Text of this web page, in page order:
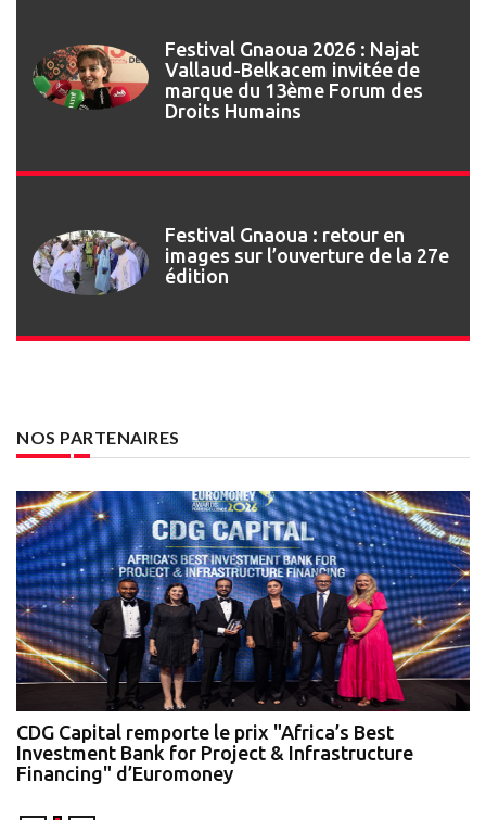
Festival Gnaoua 2026 : Najat
Vallaud-Belkacem invitée de
marque du 13ème Forum des
Droits Humains
Festival Gnaoua : retour en
images sur l’ouverture de la 27e
édition
NOS PARTENAIRES
CDG Capital remporte le prix "Africa’s Best
Investment Bank for Project & Infrastructure
Financing" d’Euromoney